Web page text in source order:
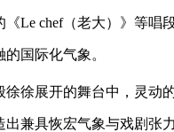
《Le chef（老大）》等
国际化气象。
徐徐展开的舞台中，灵动
兼具恢宏气象与戏剧张